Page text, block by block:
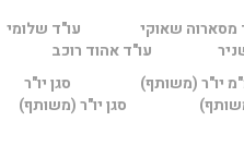
מסארוה שאוקי עו"ד שלומי
עו"ד אהוד רוכב
יו"ר (משותף) סגן יו"ר
סגן יו"ר (משותף)